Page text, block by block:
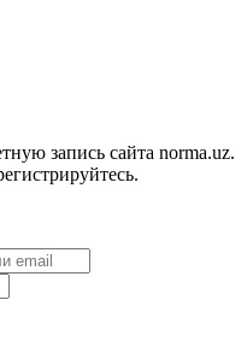
запись сайта norma.uz.